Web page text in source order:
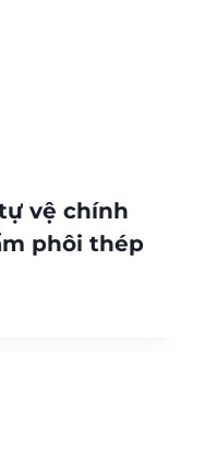
vệ chính
phôi thép